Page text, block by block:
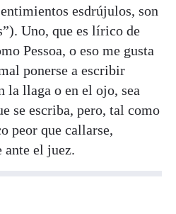
esdrújulos, son
Uno, que es lírico de
Pessoa, o eso me gusta
ponerse a escribir
llaga o en el ojo, sea
se escriba, pero, tal como
peor que callarse,
ante el juez.